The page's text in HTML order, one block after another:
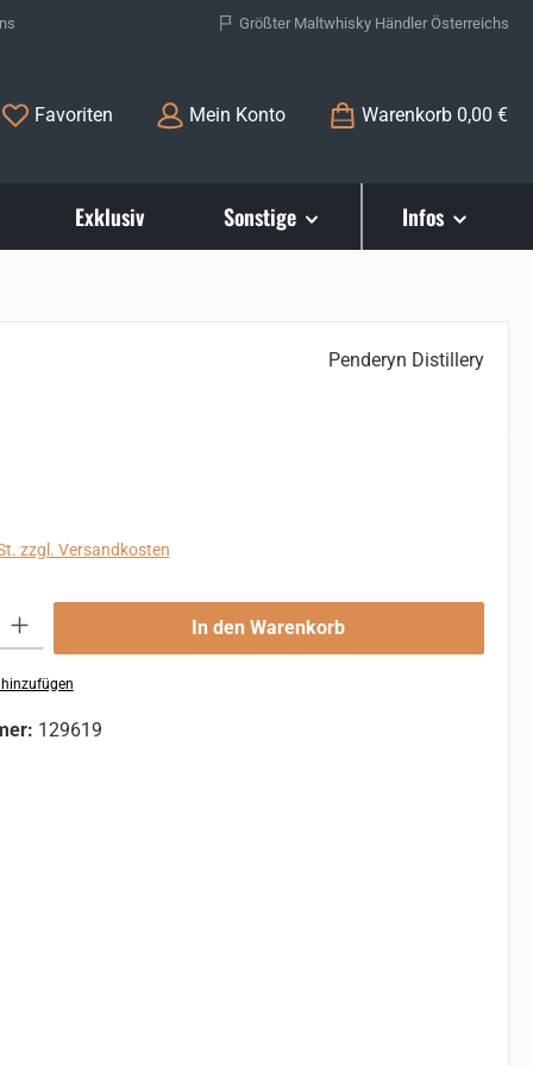
Größter Maltwhisky Händler Österreichs
Favoriten Du hast 0 Produkte auf dem Merkzettel
Mein Konto Warenkorb 0,00 €
Exklusiv Sonstige Infos
Penderyn Distillery
zzgl. Versandkosten
den gewünschten Wert ein oder benutze die Schaltflächen um die
In den Warenkorb
129619